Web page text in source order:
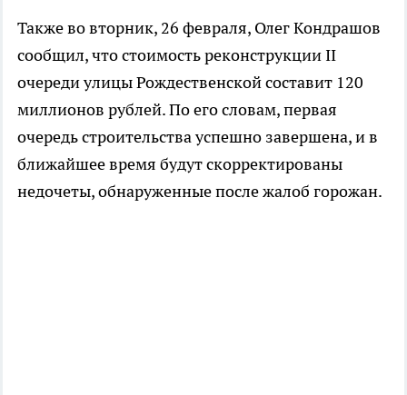
Также во вторник, 26 февраля, Олег Кондрашов
сообщил, что стоимость реконструкции II
очереди улицы Рождественской составит 120
миллионов рублей. По его словам, первая
очередь строительства успешно завершена, и в
ближайшее время будут скорректированы
недочеты, обнаруженные после жалоб горожан.